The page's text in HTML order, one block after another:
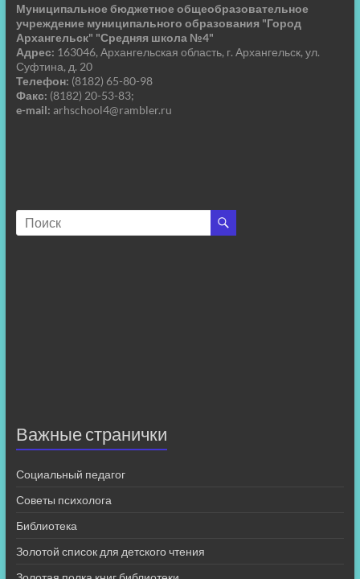
Муниципальное бюджетное общеобразовательное
учреждение муниципального образования "Город
Архангельск" "Средняя школа №4"
Адрес: 163046, Архангельская область, г. Архангельск, ул.
Суфтина, д. 20
Телефон: (8182) 65-80-98
Факс: (8182) 20-53-83;
e-mail: arhschool4@rambler.ru
Важные странички
Социальный педагог
Советы психолога
Библиотека
Золотой список для детского чтения